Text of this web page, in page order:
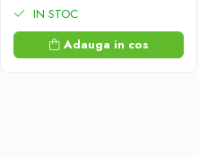
IN STOC
Adauga in cos